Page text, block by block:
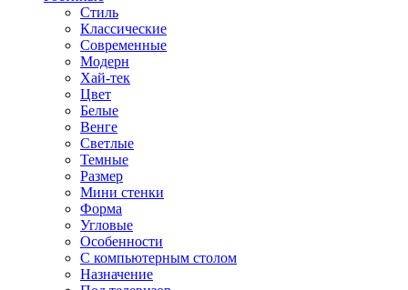
Стиль
Классические
Современные
Модерн
Хай-тек
Цвет
Белые
Венге
Светлые
Темные
Размер
Мини стенки
Форма
Угловые
Особенности
С компьютерным столом
Назначение